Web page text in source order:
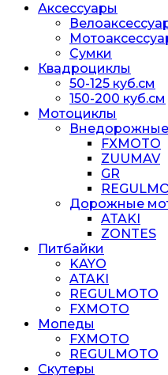
Аксессуары
Сумки
Квадроциклы
50-125 куб.см
150-200 куб.см
Мотоциклы
Внедорожные
FXMOTO
ZUUMAV
GR
Дорожные
ATAKI
ZONTES
Питбайки
KAYO
ATAKI
REGULMOTO
FXMOTO
Мопеды
FXMOTO
REGULMOTO
Скутеры